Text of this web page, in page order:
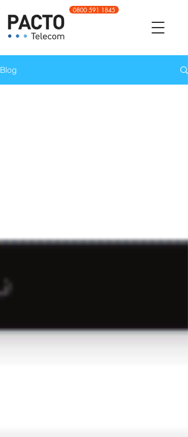
0800 591 1845
Blog